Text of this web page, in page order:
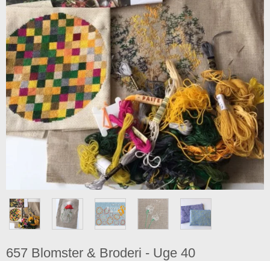
657 Blomster & Broderi - Uge 40